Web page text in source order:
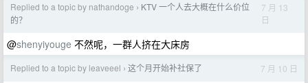
Replied to a topic by nathandoge › KTV 一个人去大概在什么价位
的？
7 月 13
日
@shenyiyouge 不然呢，一群人挤在大床房
Replied to a topic by leaveeel › 这个月开始补社保了 7 月 10 日